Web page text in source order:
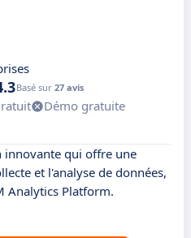
Basé sur 27 avis
Démo gratuite
innovante qui offre une
et l'analyse de données,
Analytics Platform.